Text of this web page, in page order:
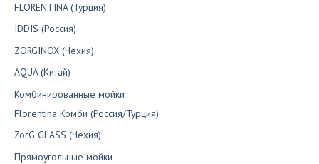
FLORENTINA (Турция)
IDDIS (Россия)
ZORGINOX (Чехия)
AQUA (Китай)
Комбинированные мойки
Florentina Комби (Россия/Турция)
ZorG GLASS (Чехия)
Прямоугольные мойки